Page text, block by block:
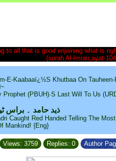
to all that is good enjoining what is
(surah Al-Imran,ayat-
E-Kaabaaï¿½s Khutbaa On Tauheen-
Prophet (PBUH)·s Last Will To Us
ذید حامد ۔
Caught Red Handed Telling The
Mankind! {Eng}
Views: 3759 Replies: 0 Author